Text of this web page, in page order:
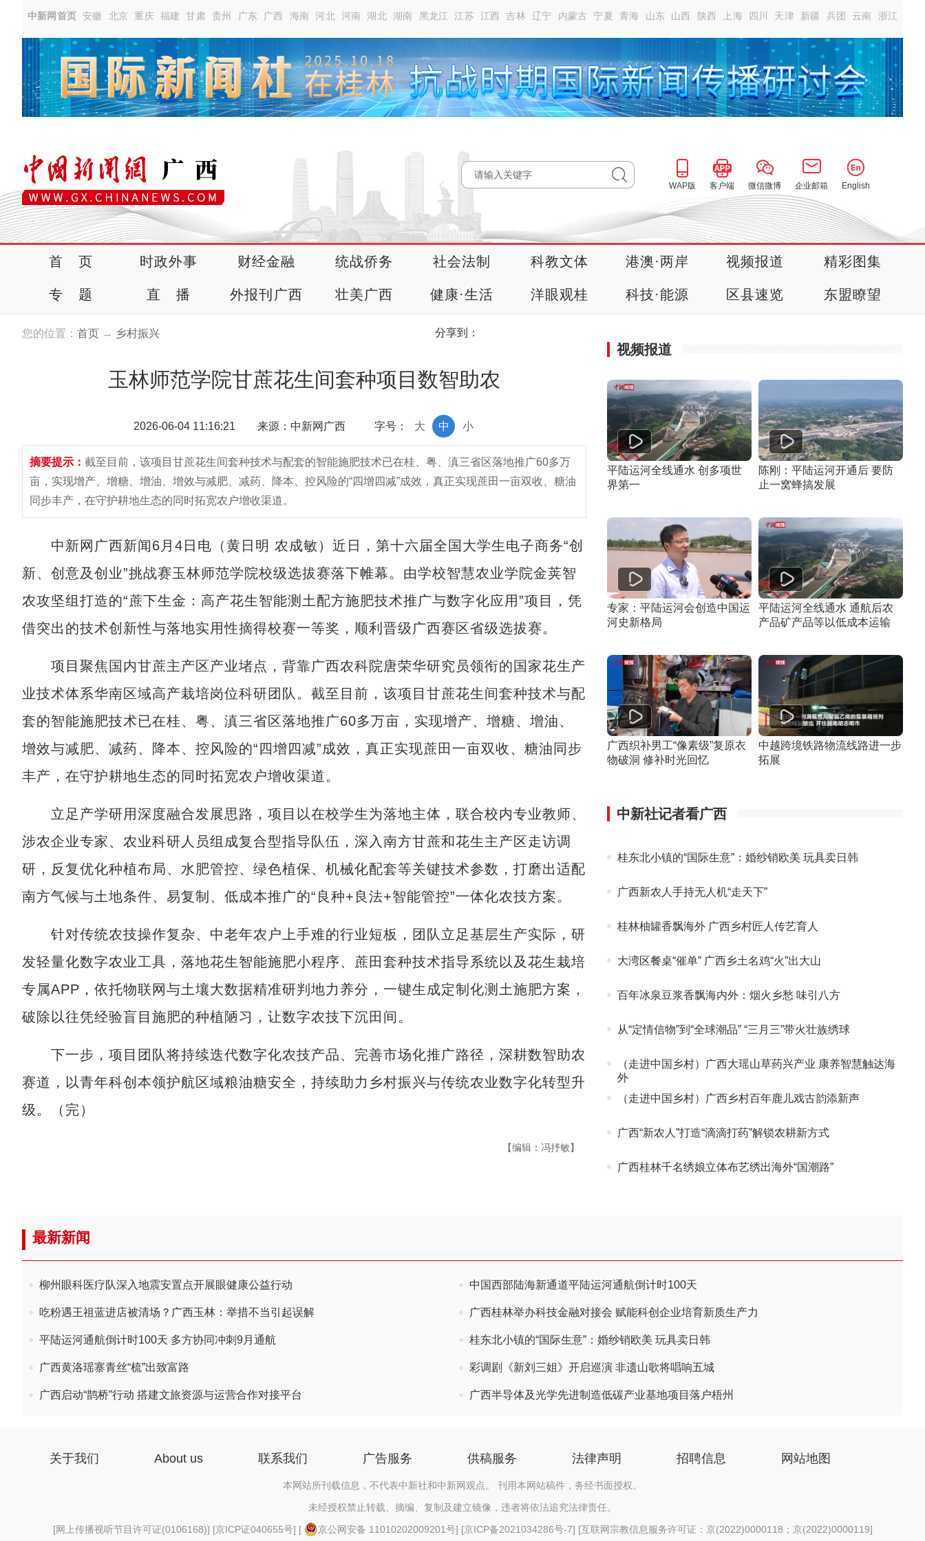
中新网首页 安徽 北京 重庆 福建 甘肃 贵州 广东 广西 海南 河北 河南 湖北 湖南 黑龙江 江苏 江西 吉林 辽宁 内蒙古 宁夏 青海 山东 山西 陕西 上海 四川 天津 新疆 兵团 云南 浙江
WAP版 客户端 微信微博 企业邮箱 English
首 页 时政外事 财经金融 统战侨务 社会法制 科教文体 港澳·两岸 视频报道 精彩图集
专 题 直 播 外报刊广西 壮美广西 健康·生活 洋眼观桂 科技·能源 区县速览 东盟瞭望
您的位置： 首页 → 乡村振兴 分享到：
玉林师范学院甘蔗花生间套种项目数智助农
2026-06-04 11:16:21 来源：中新网广西 字号： 小
中
大
摘要提示： 截至目前，该项目甘蔗花生间套种技术与配套的智能施肥技术已在桂、粤、滇三省区落地推广60多万
亩，实现增产、增糖、增油、增效与减肥、减药、降本、控风险的“四增四减”成效，真正实现蔗田一亩双收、糖油
同步丰产，在守护耕地生态的同时拓宽农户增收渠道。
中新网广西新闻6月4日电（黄日明 农成敏）近日，第十六届全国大学生电子商务“创
新、创意及创业”挑战赛玉林师范学院校级选拔赛落下帷幕。由学校智慧农业学院金荚智
农攻坚组打造的“蔗下生金：高产花生智能测土配方施肥技术推广与数字化应用”项目，凭
借突出的技术创新性与落地实用性摘得校赛一等奖，顺利晋级广西赛区省级选拔赛。
项目聚焦国内甘蔗主产区产业堵点，背靠广西农科院唐荣华研究员领衔的国家花生产
业技术体系华南区域高产栽培岗位科研团队。截至目前，该项目甘蔗花生间套种技术与配
套的智能施肥技术已在桂、粤、滇三省区落地推广60多万亩，实现增产、增糖、增油、
增效与减肥、减药、降本、控风险的“四增四减”成效，真正实现蔗田一亩双收、糖油同步
丰产，在守护耕地生态的同时拓宽农户增收渠道。
立足产学研用深度融合发展思路，项目以在校学生为落地主体，联合校内专业教师、
涉农企业专家、农业科研人员组成复合型指导队伍，深入南方甘蔗和花生主产区走访调
研，反复优化种植布局、水肥管控、绿色植保、机械化配套等关键技术参数，打磨出适配
南方气候与土地条件、易复制、低成本推广的“良种+良法+智能管控”一体化农技方案。
针对传统农技操作复杂、中老年农户上手难的行业短板，团队立足基层生产实际，研
发轻量化数字农业工具，落地花生智能施肥小程序、蔗田套种技术指导系统以及花生栽培
专属APP，依托物联网与土壤大数据精准研判地力养分，一键生成定制化测土施肥方案，
破除以往凭经验盲目施肥的种植陋习，让数字农技下沉田间。
下一步，项目团队将持续迭代数字化农技产品、完善市场化推广路径，深耕数智助农
赛道，以青年科创本领护航区域粮油糖安全，持续助力乡村振兴与传统农业数字化转型升
级。（完）
【编辑：冯抒敏】
视频报道
平陆运河全线通水 创多项世
界第一
陈刚：平陆运河开通后 要防
止一窝蜂搞发展
专家：平陆运河会创造中国运
河史新格局
平陆运河全线通水 通航后农
产品矿产品等以低成本运输
广西织补男工“像素级”复原衣
物破洞 修补时光回忆
中越跨境铁路物流线路进一步
拓展
中新社记者看广西
桂东北小镇的“国际生意”：婚纱销欧美 玩具卖日韩
广西新农人手持无人机“走天下”
桂林柚罐香飘海外 广西乡村匠人传艺育人
大湾区餐桌“催单” 广西乡土名鸡“火”出大山
百年冰泉豆浆香飘海内外：烟火乡愁 味引八方
从“定情信物”到“全球潮品” “三月三”带火壮族绣球
（走进中国乡村）广西大瑶山草药兴产业 康养智慧触达海
外
（走进中国乡村）广西乡村百年鹿儿戏古韵添新声
广西“新农人”打造“滴滴打药”解锁农耕新方式
广西桂林千名绣娘立体布艺绣出海外“国潮路”
最新新闻
柳州眼科医疗队深入地震安置点开展眼健康公益行动 中国西部陆海新通道平陆运河通航倒计时100天
吃粉遇王祖蓝进店被清场？广西玉林：举措不当引起误解 广西桂林举办科技金融对接会 赋能科创企业培育新质生产力
平陆运河通航倒计时100天 多方协同冲刺9月通航 桂东北小镇的“国际生意”：婚纱销欧美 玩具卖日韩
广西黄洛瑶寨青丝“梳”出致富路 彩调剧《新刘三姐》开启巡演 非遗山歌将唱响五城
广西启动“鹊桥”行动 搭建文旅资源与运营合作对接平台 广西半导体及光学先进制造低碳产业基地项目落户梧州
关于我们 About us 联系我们 广告服务 供稿服务 法律声明 招聘信息 网站地图
本网站所刊载信息，不代表中新社和中新网观点。 刊用本网站稿件，务经书面授权。
未经授权禁止转载、摘编、复制及建立镜像，违者将依法追究法律责任。
[网上传播视听节目许可证(0106168)] [京ICP证040655号] [ 京公网安备 11010202009201号] [京ICP备2021034286号-7] [互联网宗教信息服务许可证：京(2022)0000118；京(2022)0000119]